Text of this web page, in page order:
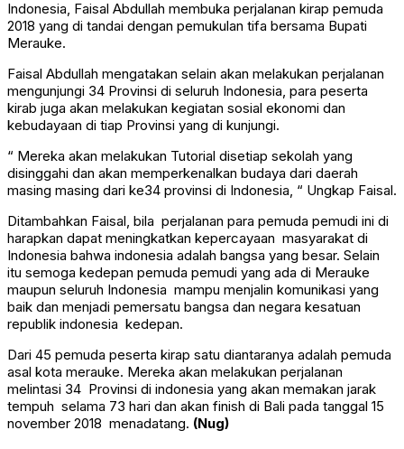
Indonesia, Faisal Abdullah membuka perjalanan kirap pemuda
2018 yang di tandai dengan pemukulan tifa bersama Bupati
Merauke.
Faisal Abdullah mengatakan selain akan melakukan perjalanan
mengunjungi 34 Provinsi di seluruh Indonesia, para peserta
kirab juga akan melakukan kegiatan sosial ekonomi dan
kebudayaan di tiap Provinsi yang di kunjungi.
“ Mereka akan melakukan Tutorial disetiap sekolah yang
disinggahi dan akan memperkenalkan budaya dari daerah
masing masing dari ke34 provinsi di Indonesia, “ Ungkap Faisal.
Ditambahkan Faisal, bila perjalanan para pemuda pemudi ini di
harapkan dapat meningkatkan kepercayaan masyarakat di
Indonesia bahwa indonesia adalah bangsa yang besar. Selain
itu semoga kedepan pemuda pemudi yang ada di Merauke
maupun seluruh Indonesia mampu menjalin komunikasi yang
baik dan menjadi pemersatu bangsa dan negara kesatuan
republik indonesia kedepan.
Dari 45 pemuda peserta kirap satu diantaranya adalah pemuda
asal kota merauke. Mereka akan melakukan perjalanan
melintasi 34 Provinsi di indonesia yang akan memakan jarak
tempuh selama 73 hari dan akan finish di Bali pada tanggal 15
november 2018 menadatang. (Nug)